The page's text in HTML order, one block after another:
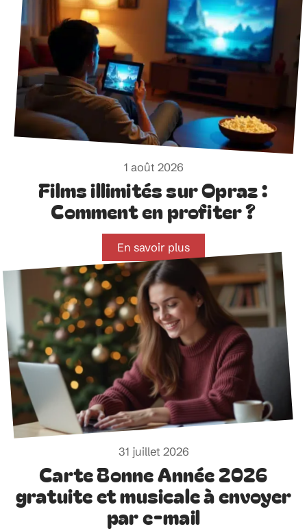
1 août 2026
Films illimités sur Opraz :
Comment en profiter ?
En savoir plus
31 juillet 2026
Carte Bonne Année 2026
gratuite et musicale à envoyer
par e-mail